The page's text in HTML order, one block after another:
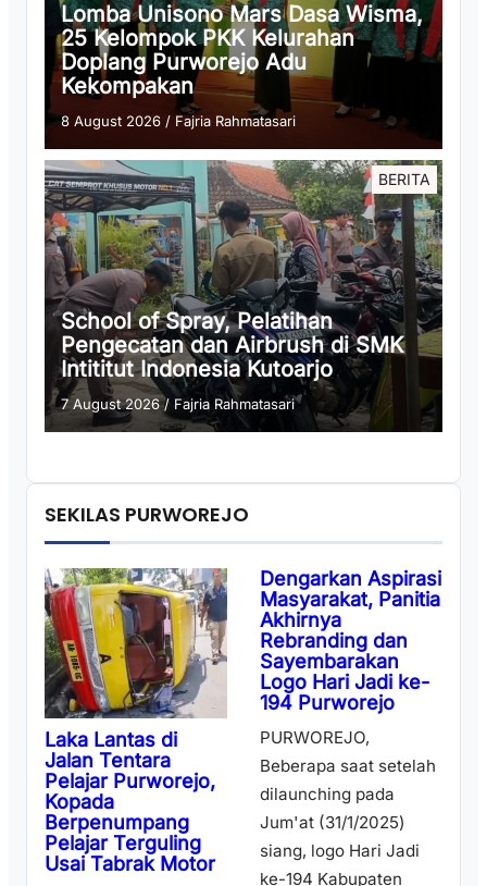
Lomba Unisono Mars Dasa Wisma,
25 Kelompok PKK Kelurahan
Doplang Purworejo Adu
Kekompakan
8 August 2026 / Fajria Rahmatasari
BERITA
School of Spray, Pelatihan
Pengecatan dan Airbrush di SMK
Intititut Indonesia Kutoarjo
7 August 2026/ Fajria Rahmatasari
SEKILAS PURWOREJO
Laka Lantas di
Jalan Tentara
Pelajar Purworejo,
Kopada
Berpenumpang
Pelajar Terguling
Usai Tabrak Motor
Dengarkan Aspirasi
Masyarakat, Panitia
Akhirnya
Rebranding dan
Sayembarakan
Logo Hari Jadi ke-
194 Purworejo
PURWOREJO,
Beberapa saat setelah
dilaunching pada
Jum'at (31/1/2025)
siang, logo Hari Jadi
ke-194 Kabupaten